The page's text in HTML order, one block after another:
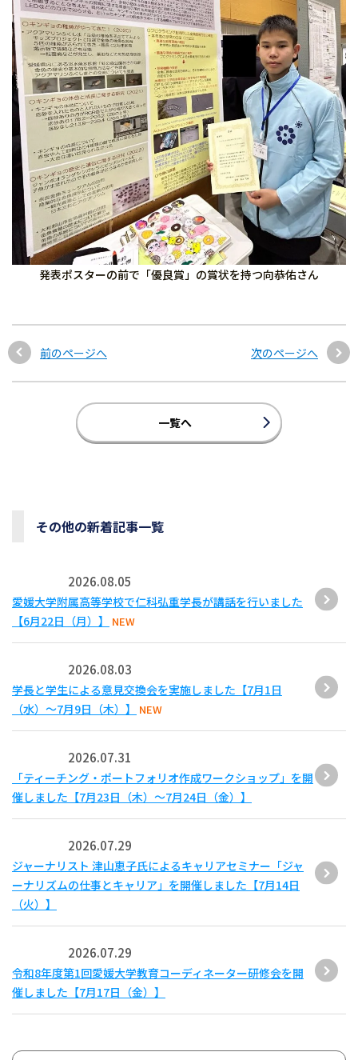
発表ポスターの前で「優良賞」の賞状を持つ向恭佑さん
前のページへ 次のページへ
一覧へ
その他の新着記事一覧
2026.08.05
愛媛大学附属高等学校で仁科弘重学長が講話を行いました
【6月22日（月）】
NEW
2026.08.03
学長と学生による意見交換会を実施しました【7月1日
（水）～7月9日（木）】
NEW
2026.07.31
「ティーチング・ポートフォリオ作成ワークショップ」を開
催しました【7月23日（木）～7月24日（金）】
2026.07.29
ジャーナリスト 津山恵子氏によるキャリアセミナー「ジャ
ーナリズムの仕事とキャリア」を開催しました【7月14日
（火）】
2026.07.29
令和8年度第1回愛媛大学教育コーディネーター研修会を開
催しました【7月17日（金）】